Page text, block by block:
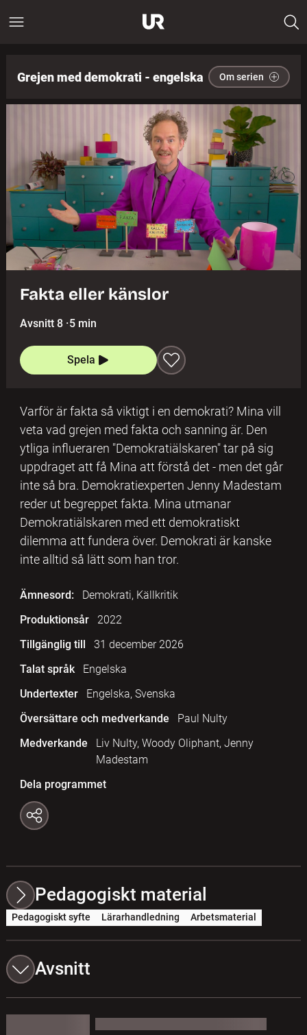
Grejen med demokrati - engelska Om serien
Fakta eller känslor
Avsnitt 8 ·5 min
Spela
Varför är fakta så viktigt i en demokrati? Mina vill
veta vad grejen med fakta och sanning är. Den
ytliga influeraren "Demokratiälskaren" tar på sig
uppdraget att få Mina att förstå det - men det går
inte så bra. Demokratiexperten Jenny Madestam
reder ut begreppet fakta. Mina utmanar
Demokratiälskaren med ett demokratiskt
dilemma att fundera över. Demokrati är kanske
inte alltid så lätt som han tror.
Ämnesord:
Demokrati, Källkritik
Produktionsår
2022
Tillgänglig till
31 december 2026
Talat språk
Engelska
Undertexter
Engelska, Svenska
Översättare och medverkande
Paul Nulty
Medverkande
Liv Nulty, Woody Oliphant, Jenny
Madestam
Dela programmet
Pedagogiskt material
Pedagogiskt syfte Lärarhandledning Arbetsmaterial
Avsnitt